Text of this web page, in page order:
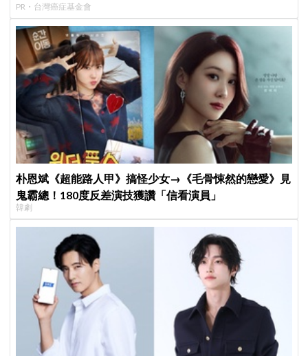
PR・台灣癌症基金會
朴恩斌《超能路人甲》搞怪少女→《毛骨悚然的戀愛》見
鬼霸總！180度反差演技獲讚「信看演員」
韓劇